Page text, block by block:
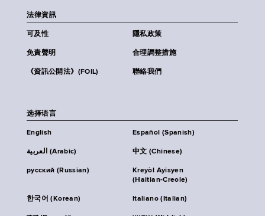
法律資訊
可及性 隱私政策
免責聲明 合理調整措施
《資訊公開法》(FOIL) 聯絡我們
选择语言
English Español (Spanish)
العربية (Arabic) 中文 (Chinese)
русский (Russian)
Kreyòl Ayisyen
(Haitian-Creole)
한국어 (Korean) Italiano (Italian)